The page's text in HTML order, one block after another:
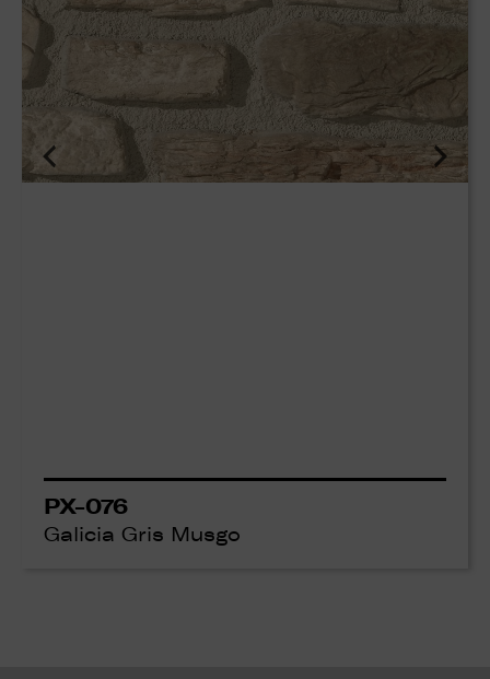
PX-076
Galicia Gris Musgo